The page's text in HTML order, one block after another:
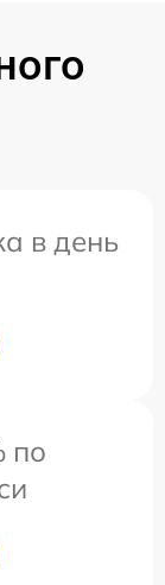
в день
по